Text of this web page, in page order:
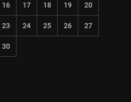
16 17 18 19 20
23 24 25 26 27
30